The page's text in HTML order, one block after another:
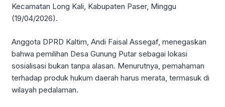
Kecamatan Long Kali, Kabupaten Paser, Minggu
(19/04/2026).
Anggota DPRD Kaltim, Andi Faisal Assegaf, menegaskan
bahwa pemilihan Desa Gunung Putar sebagai lokasi
sosialisasi bukan tanpa alasan. Menurutnya, pemahaman
terhadap produk hukum daerah harus merata, termasuk di
wilayah pedalaman.